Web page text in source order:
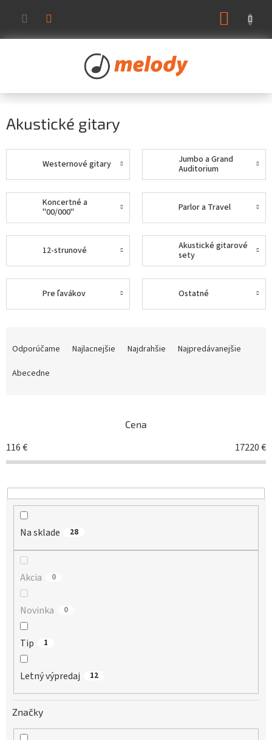
obsah
Akustické gitary
Westernové gitary
Jumbo a Grand
Auditorium
Koncertné a
"00/000"
Parlor a Travel
12-strunové
Akustické gitarové
sety
Pre ľavákov Ostatné
o
d
Odporúčame Najlacnejšie Najdrahšie
Najpredávanejšie
Abecedne
Cena
116€ 17220€
Na sklade 28
Akcia 0
Novinka 0
Tip 1
Letný výpredaj 12
Značky